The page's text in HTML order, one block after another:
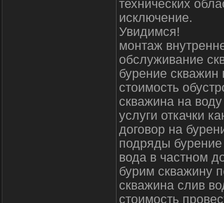
технических
исключение.
Увидимся!
монтаж
обслуживание
бурение скважин
стоимость
скважина на
услуги откачки
договор на
подряды
вода в частном
бурим скважину
скважина слив
стоимость